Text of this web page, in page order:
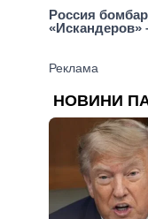
Россия
«Искандеров»